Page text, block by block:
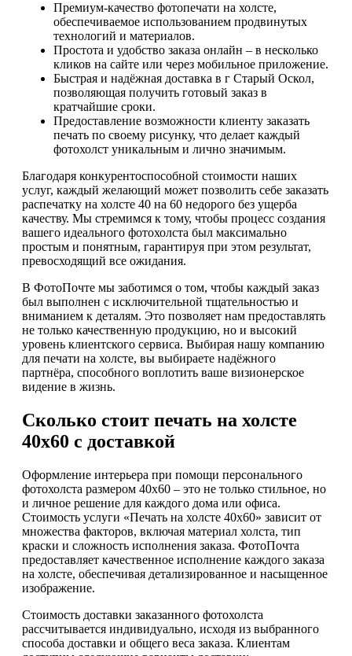
Премиум-качество фотопечати на холсте,
обеспечиваемое использованием продвинутых
технологий и материалов.
Простота и удобство заказа онлайн – в несколько
кликов на сайте или через мобильное приложение.
Быстрая и надёжная доставка в г Старый Оскол,
позволяющая получить готовый заказ в
кратчайшие сроки.
Предоставление возможности клиенту заказать
печать по своему рисунку, что делает каждый
фотохолст уникальным и лично значимым.
Благодаря конкурентоспособной стоимости наших
услуг, каждый желающий может позволить себе заказать
распечатку на холсте 40 на 60 недорого без ущерба
качеству. Мы стремимся к тому, чтобы процесс создания
вашего идеального фотохолста был максимально
простым и понятным, гарантируя при этом результат,
превосходящий все ожидания.
В ФотоПочте мы заботимся о том, чтобы каждый заказ
был выполнен с исключительной тщательностью и
вниманием к деталям. Это позволяет нам предоставлять
не только качественную продукцию, но и высокий
уровень клиентского сервиса. Выбирая нашу компанию
для печати на холсте, вы выбираете надёжного
партнёра, способного воплотить ваше визионерское
видение в жизнь.
Сколько стоит печать на холсте
40х60 с доставкой
Оформление интерьера при помощи персонального
фотохолста размером 40х60 – это не только стильное, но
и личное решение для каждого дома или офиса.
Стоимость услуги «Печать на холсте 40х60» зависит от
множества факторов, включая материал холста, тип
краски и сложность исполнения заказа. ФотоПочта
предоставляет качественное исполнение каждого заказа
на холсте, обеспечивая детализированное и насыщенное
изображение.
Стоимость доставки заказанного фотохолста
рассчитывается индивидуально, исходя из выбранного
способа доставки и общего веса заказа. Клиентам